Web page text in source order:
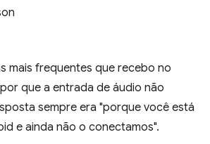
mais frequentes que recebo no
que a entrada de áudio não
sempre era "porque você está
e ainda não o conectamos".